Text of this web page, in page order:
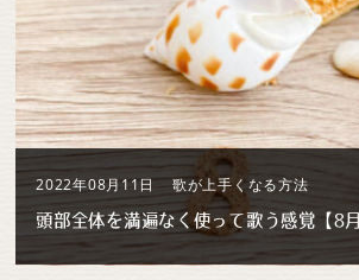
2022年08月11日 歌が上手くなる方法
頭部全体を満遍なく使って歌う感覚【8